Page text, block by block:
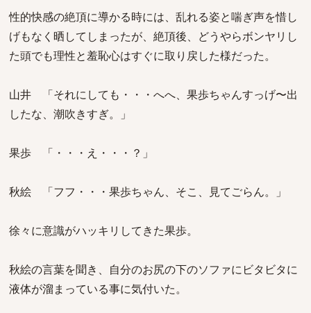
性的快感の絶頂に導かる時には、乱れる姿と喘ぎ声を惜し
げもなく晒してしまったが、絶頂後、どうやらボンヤリし
た頭でも理性と羞恥心はすぐに取り戻した様だった。
山井 「それにしても・・・へへ、果歩ちゃんすっげ〜出
したな、潮吹きすぎ。」
果歩 「・・・え・・・？」
秋絵 「フフ・・・果歩ちゃん、そこ、見てごらん。」
徐々に意識がハッキリしてきた果歩。
秋絵の言葉を聞き、自分のお尻の下のソファにビタビタに
液体が溜まっている事に気付いた。